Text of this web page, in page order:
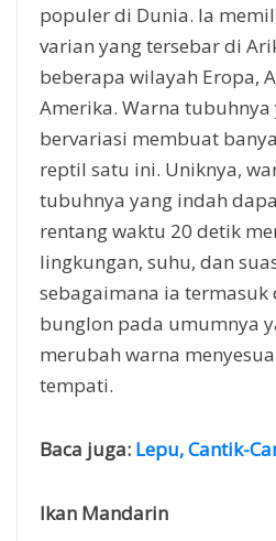
populer di Dunia. Ia
varian yang tersebar di
beberapa wilayah Eropa,
Amerika. Warna tubuhnya
bervariasi membuat
reptil satu ini. Uniknya,
tubuhnya yang indah
rentang waktu 20 detik
lingkungan, suhu, dan
sebagaimana ia termasuk
bunglon pada umumnya
merubah warna
tempati.
Baca juga: Lepu, Cantik-
Ikan Mandarin